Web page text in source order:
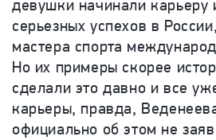
девушки начинали карьеру
серьезных успехов в
мастера спорта
Но их примеры скорее
сделали это давно и все
карьеры, правда,
официально об этом не